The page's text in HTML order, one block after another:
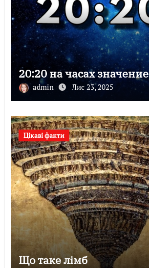
20:20 на часах значение
admin Лис 23, 2025
Цікаві факти
Що таке лімб